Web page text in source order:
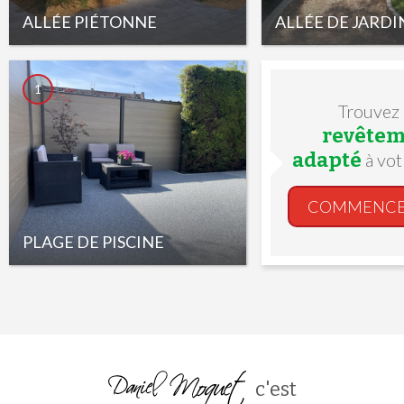
ALLÉE PIÉTONNE ALLÉE DE
PLAGE DE PISCINE
1
Trouvez
adapté à
c'est